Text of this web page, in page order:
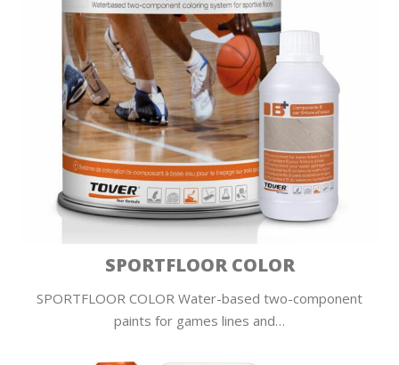
SPORTFLOOR COLOR
SPORTFLOOR COLOR Water-based two-component
paints for games lines and…